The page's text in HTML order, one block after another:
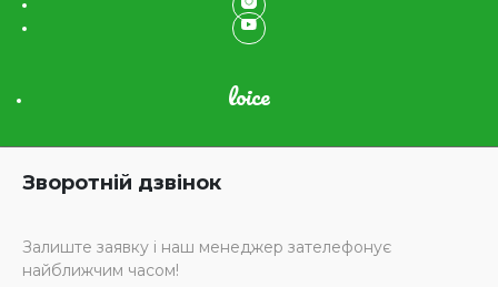
loice
Зворотній дзвінок
Залиште заявку і наш менеджер зателефонує
найближчим часом!